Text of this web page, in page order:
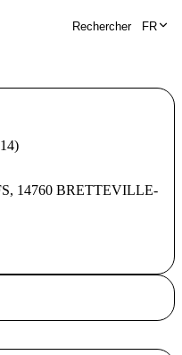
Rechercher FR
14)
, 14760 BRETTEVILLE-